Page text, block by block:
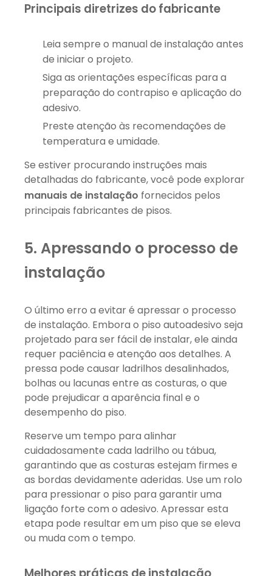
Principais diretrizes do fabricante
Leia sempre o manual de instalação antes
de iniciar o projeto.
Siga as orientações específicas para a
preparação do contrapiso e aplicação do
adesivo.
Preste atenção às recomendações de
temperatura e umidade.
Se estiver procurando instruções mais
detalhadas do fabricante, você pode explorar
manuais de instalação fornecidos pelos
principais fabricantes de pisos.
5. Apressando o processo de
instalação
O último erro a evitar é apressar o processo
de instalação. Embora o piso autoadesivo seja
projetado para ser fácil de instalar, ele ainda
requer paciência e atenção aos detalhes. A
pressa pode causar ladrilhos desalinhados,
bolhas ou lacunas entre as costuras, o que
pode prejudicar a aparência final e o
desempenho do piso.
Reserve um tempo para alinhar
cuidadosamente cada ladrilho ou tábua,
garantindo que as costuras estejam firmes e
as bordas devidamente aderidas. Use um rolo
para pressionar o piso para garantir uma
ligação forte com o adesivo. Apressar esta
etapa pode resultar em um piso que se eleva
ou muda com o tempo.